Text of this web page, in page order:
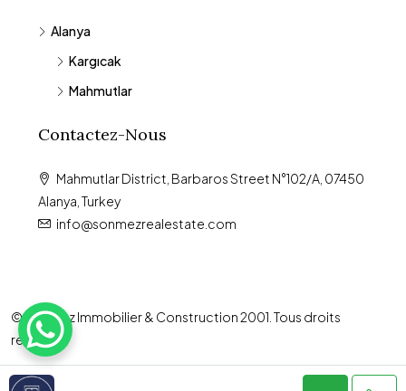
Alanya
Kargıcak
Mahmutlar
Contactez-Nous
Mahmutlar District, Barbaros Street N°102/A, 07450
Alanya, Turkey
info@sonmezrealestate.com
© Sönmez Immobilier & Construction 2001. Tous droits
réservés.